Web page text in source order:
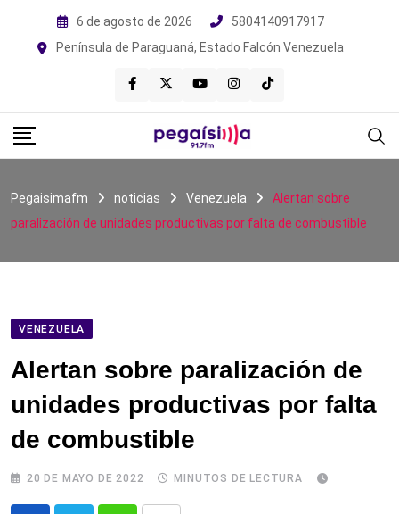
6 de agosto de 2026
5804140917917
Península de Paraguaná, Estado Falcón Venezuela
Pegaisimafm noticias Venezuela
Alertan sobre
paralización de unidades productivas por falta de combustible
VENEZUELA
Alertan sobre paralización de
unidades productivas por falta
de combustible
20 DE MAYO DE 2022 MINUTOS DE LECTURA